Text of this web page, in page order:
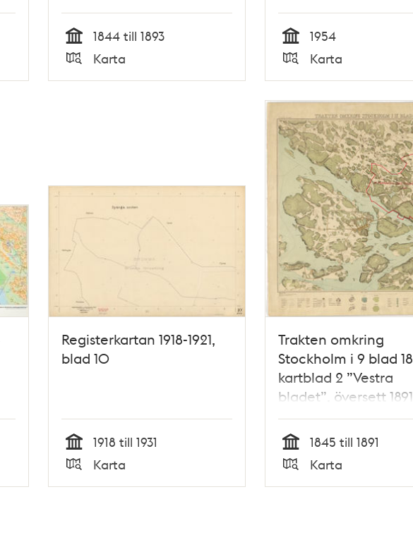
Tid
1844 till 1893
Typ
Karta Tid
1954
Typ
Karta
Registerkartan 1918-1921,
blad 10
Tid
1918 till 1931
Typ
Karta
Trakten omkring
Stockholm i 9 blad
kartblad 2 ”Vestra
bladet”, översett 1891
Tid
1845 till 1891
Typ
Karta